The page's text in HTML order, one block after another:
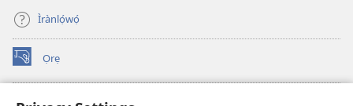
Ìrànlọ́wọ́
Ọrẹ
(opens
new
ÀKÁ ÌWÉ ORÍ ÍŃTÁNẸ́Ẹ̀TÌ TI Watchtower™